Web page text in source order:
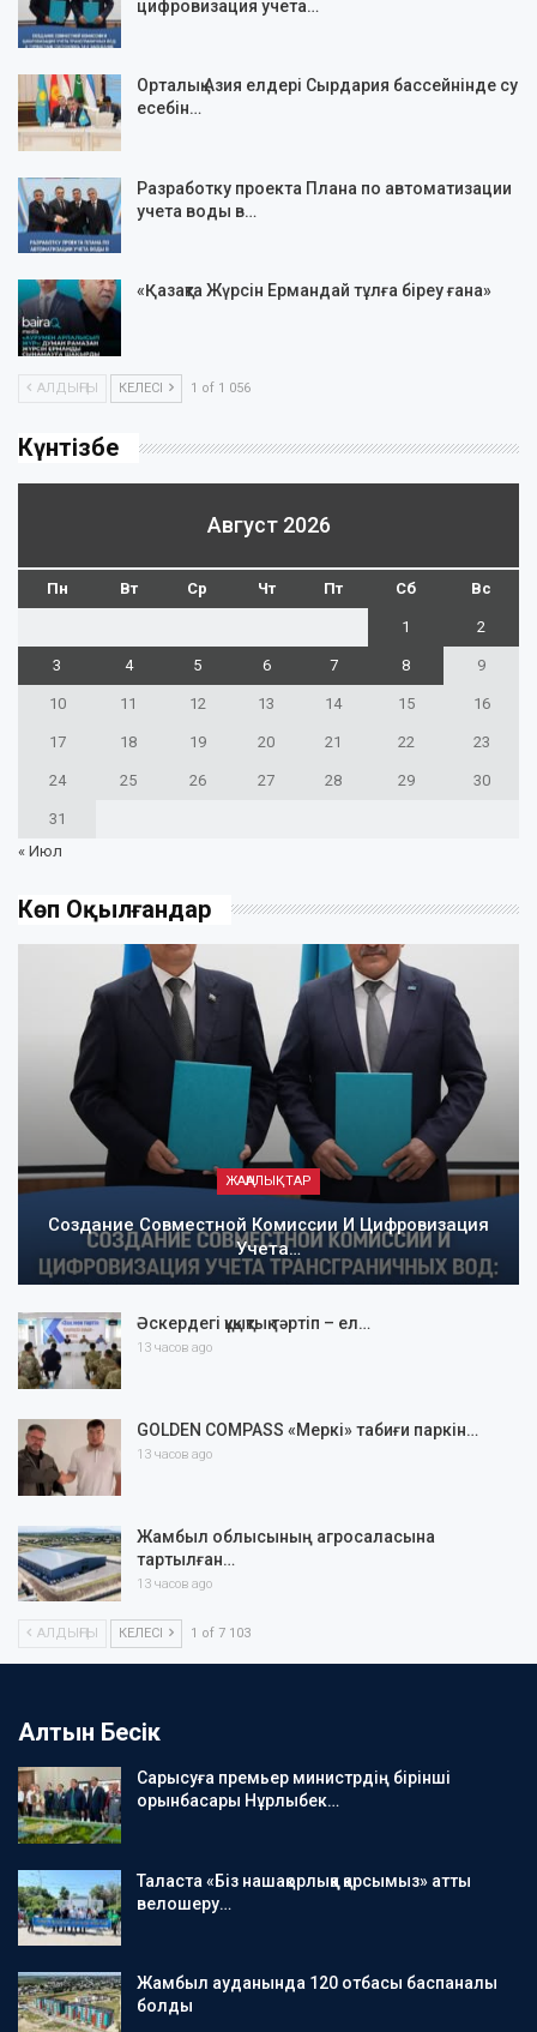
цифровизация учета…
Орталық Азия елдері Сырдария бассейнінде су
есебін…
Разработку проекта Плана по автоматизации
учета воды в…
«Қазақта Жүрсін Ермандай тұлға біреу ғана»
АЛДЫҢҒЫ КЕЛЕСІ 1 of 1 056
Күнтізбе
Август 2026
Пн Вт Ср Чт Пт Сб Вс
1 2
3 4 5 6 7 8 9
10 11 12 13 14 15 16
17 18 19 20 21 22 23
24 25 26 27 28 29 30
31
« Июл
Көп Оқылғандар
ЖАҢАЛЫҚТАР
Создание Совместной Комиссии И Цифровизация
Учета…
Әскердегі құқықтық тәртіп – ел…
13 часов ago
GOLDEN COMPASS «Меркі» табиғи паркін…
13 часов ago
Жамбыл облысының агросаласына
тартылған…
13 часов ago
АЛДЫҢҒЫ КЕЛЕСІ 1 of 7 103
Алтын Бесік
Сарысуға премьер министрдің бірінші
орынбасары Нұрлыбек…
Таласта «Біз нашақорлыққа қарсымыз» атты
велошеру…
Жамбыл ауданында 120 отбасы баспаналы
болды